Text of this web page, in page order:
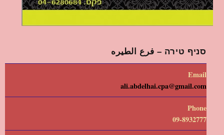
סניף טירה – فرع الطيره
Email
ali.abdelhai.cpa@gmail.com
Phone
09-8932777